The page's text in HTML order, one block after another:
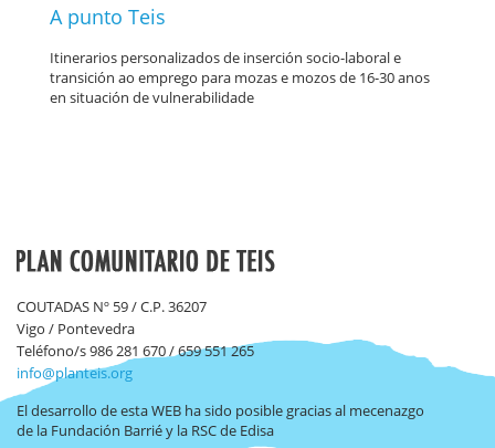
A punto Teis
Itinerarios personalizados de inserción socio-laboral e
transición ao emprego para mozas e mozos de 16-30 anos
en situación de vulnerabilidade
COUTADAS Nº 59 / C.P. 36207
Vigo / Pontevedra
Teléfono/s 986 281 670 / 659 551 265
info@planteis.org
El desarrollo de esta WEB ha sido posible gracias al mecenazgo
de la Fundación Barrié y la RSC de Edisa